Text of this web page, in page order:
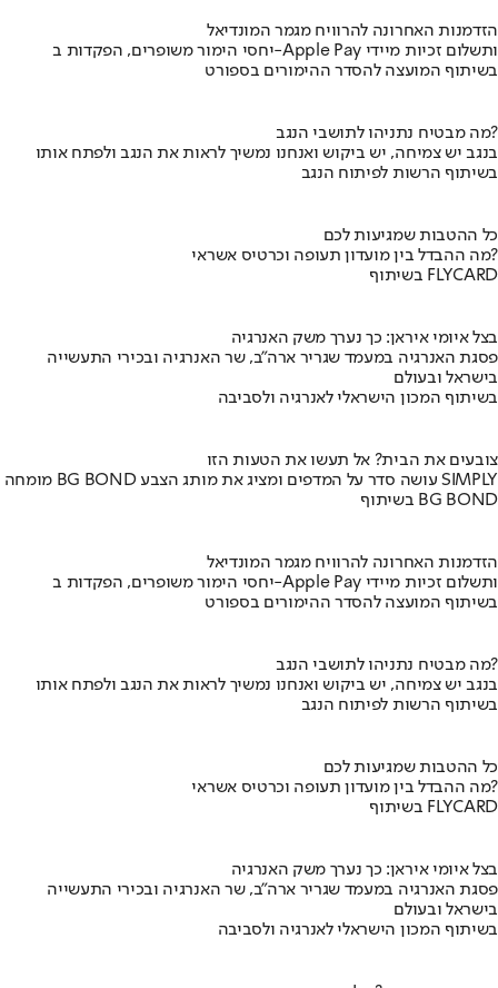
הזדמנות האחרונה להרוויח מגמר המונדיאל
יחסי הימור משופרים, הפקדות ב-Apple Pay ותשלום זכיות מיידי
בשיתוף המועצה להסדר ההימורים בספורט
מה מבטיח נתניהו לתושבי הנגב?
בנגב יש צמיחה, יש ביקוש ואנחנו נמשיך לראות את הנגב ולפתח אותו
בשיתוף הרשות לפיתוח הנגב
כל ההטבות שמגיעות לכם
מה ההבדל בין מועדון תעופה וכרטיס אשראי?
בשיתוף FLYCARD
בצל איומי איראן: כך נערך משק האנרגיה
פסגת האנרגיה במעמד שגריר ארה"ב, שר האנרגיה ובכירי התעשייה
בישראל ובעולם
בשיתוף המכון הישראלי לאנרגיה ולסביבה
צובעים את הבית? אל תעשו את הטעות הזו
מומחה BG BOND עושה סדר על המדפים ומציג את מותג הצבע SIMPLY
בשיתוף BG BOND
הזדמנות האחרונה להרוויח מגמר המונדיאל
יחסי הימור משופרים, הפקדות ב-Apple Pay ותשלום זכיות מיידי
בשיתוף המועצה להסדר ההימורים בספורט
מה מבטיח נתניהו לתושבי הנגב?
בנגב יש צמיחה, יש ביקוש ואנחנו נמשיך לראות את הנגב ולפתח אותו
בשיתוף הרשות לפיתוח הנגב
כל ההטבות שמגיעות לכם
מה ההבדל בין מועדון תעופה וכרטיס אשראי?
בשיתוף FLYCARD
בצל איומי איראן: כך נערך משק האנרגיה
פסגת האנרגיה במעמד שגריר ארה"ב, שר האנרגיה ובכירי התעשייה
בישראל ובעולם
בשיתוף המכון הישראלי לאנרגיה ולסביבה